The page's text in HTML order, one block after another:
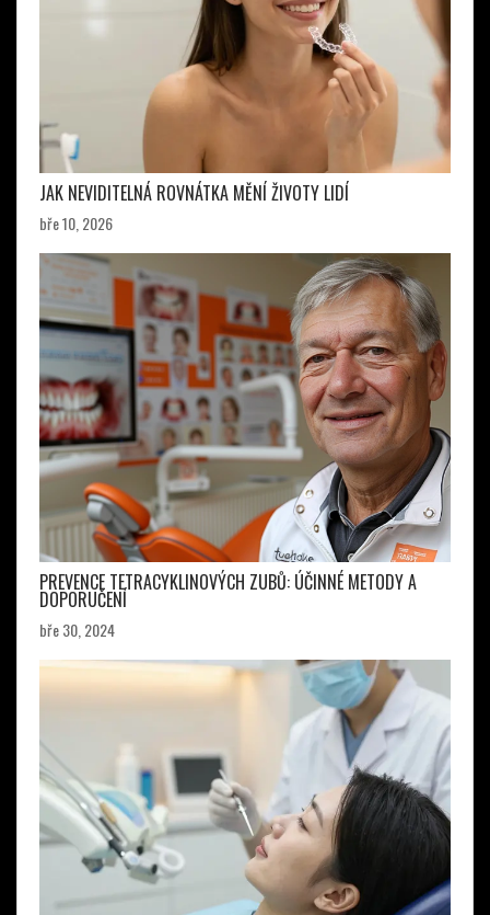
JAK NEVIDITELNÁ ROVNÁTKA MĚNÍ ŽIVOTY LIDÍ
bře 10, 2026
PREVENCE TETRACYKLINOVÝCH ZUBŮ: ÚČINNÉ METODY A
DOPORUČENÍ
bře 30, 2024